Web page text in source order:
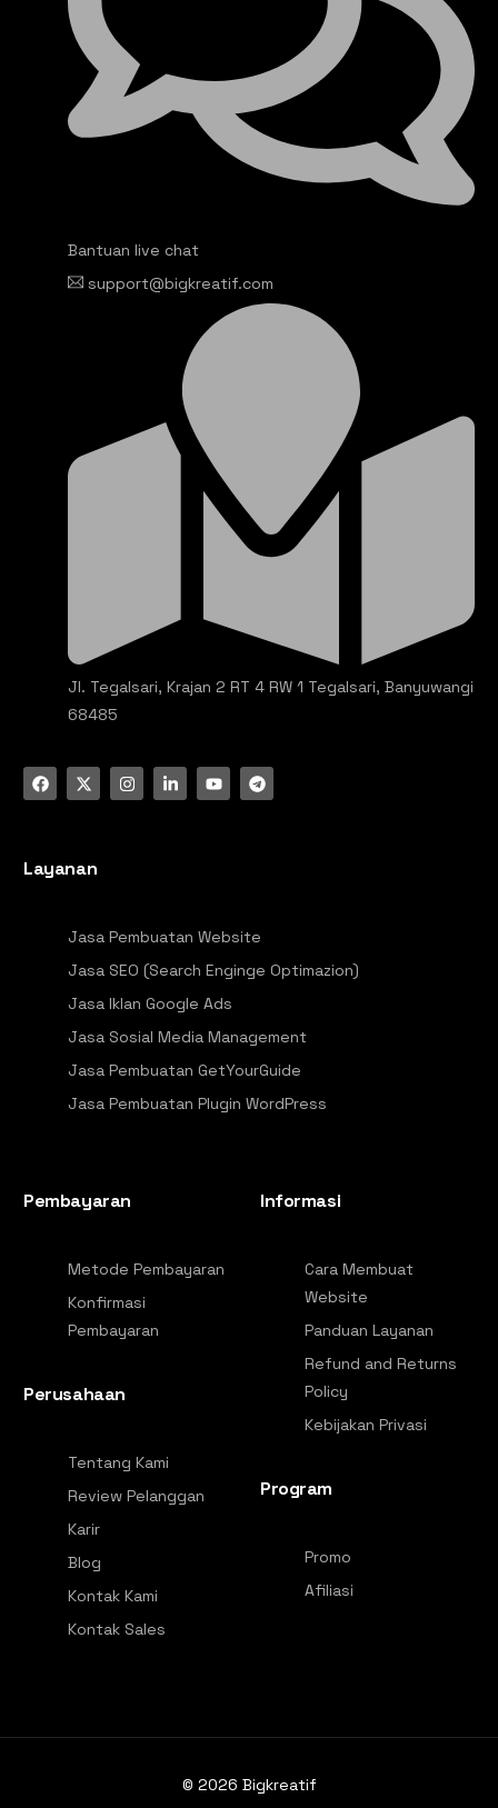
Bantuan live chat
support@bigkreatif.com
Jl. Tegalsari, Krajan 2 RT 4 RW 1 Tegalsari, Banyuwangi
68485
Layanan
Jasa Pembuatan Website
Jasa SEO (Search Enginge Optimazion)
Jasa Iklan Google Ads
Jasa Sosial Media Management
Jasa Pembuatan GetYourGuide
Jasa Pembuatan Plugin WordPress
Pembayaran
Metode Pembayaran
Konfirmasi
Pembayaran
Perusahaan
Tentang Kami
Review Pelanggan
Karir
Blog
Kontak Kami
Kontak Sales
Informasi
Cara Membuat
Website
Panduan Layanan
Refund and Returns
Policy
Kebijakan Privasi
Program
Promo
Afiliasi
© 2026 Bigkreatif